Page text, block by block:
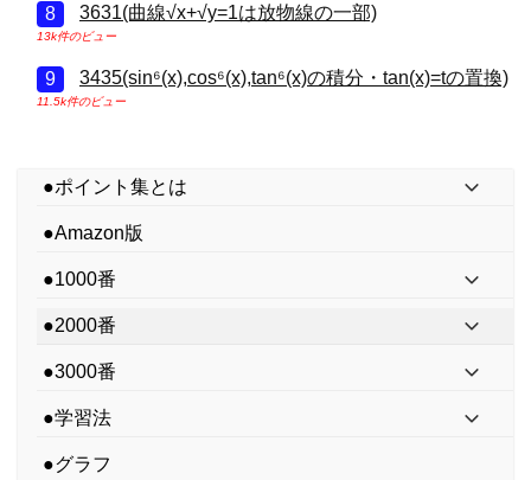
3631(曲線√x+√y=1は放物線の一部)
13k件のビュー
3435(sin⁶(x),cos⁶(x),tan⁶(x)の積分・tan(x)=tの置換)
11.5k件のビュー
●ポイント集とは
●Amazon版
●1000番
●2000番
●3000番
●学習法
●グラフ